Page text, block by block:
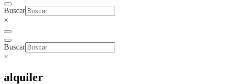
Buscar
×
Buscar
×
alquiler